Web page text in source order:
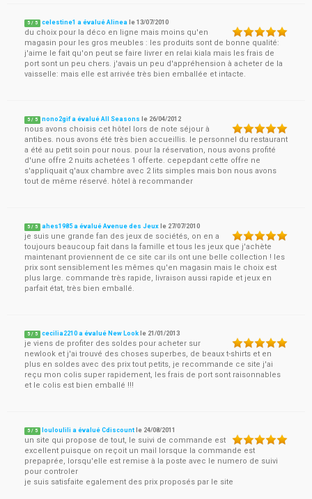
5 / 5 celestine1 a évalué Alinea le13/07/2010
du choix pour la déco en ligne mais moins qu'en
magasin pour les gros meubles : les produits sont de bonne qualité:
j'aime le fait qu'on peut se faire livrer en relai kiala mais les frais de
port sont un peu chers. j'avais un peu d'appréhension à acheter de la
vaisselle: mais elle est arrivée très bien emballée et intacte.
5 / 5 nono2gif a évalué All Seasons le 26/04/2012
nous avons choisis cet hôtel lors de note séjour à
antibes. nous avons été très bien accueillis. le personnel du restaurant
a été au petit soin pour nous. pour la réservation, nous avons profité
d'une offre 2 nuits achetées 1 offerte. cepepdant cette offre ne
s'appliquait q'aux chambre avec 2 lits simples mais bon nous avons
tout de même réservé. hôtel à recommander
5 / 5 ahes1985 a évalué Avenue des Jeux le 27/07/2010
je suis une grande fan des jeux de sociétés, on en a
toujours beaucoup fait dans la famille et tous les jeux que j'achète
maintenant proviennent de ce site car ils ont une belle collection ! les
prix sont sensiblement les mêmes qu'en magasin mais le choix est
plus large. commande très rapide, livraison aussi rapide et jeux en
parfait état, très bien emballé.
5 / 5 cecilia2210 a évalué New Look le 21/01/2013
je viens de profiter des soldes pour acheter sur
newlook et j'ai trouvé des choses superbes, de beaux t-shirts et en
plus en soldes avec des prix tout petits, je recommande ce site j'ai
reçu mon colis super rapidement, les frais de port sont raisonnables
et le colis est bien emballé !!!
5 / 5 louloulili a évalué Cdiscount le 24/08/2011
un site qui propose de tout, le suivi de commande est
excellent puisque on reçoit un mail lorsque la commande est
prepaprée, lorsqu'elle est remise à la poste avec le numero de suivi
pour controler
je suis satisfaite egalement des prix proposés par le site